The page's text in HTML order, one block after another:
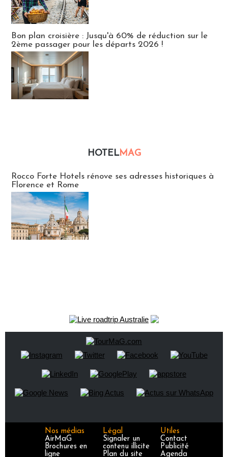
Bon plan croisière : Jusqu'à 60% de réduction sur le
2ème passager pour les départs 2026 !
HOTELMAG
Rocco Forte Hotels rénove ses adresses historiques à
Florence et Rome
Nos médias
AirMaG
Brochures en
ligne
Légal
Signaler un
contenu illicite
Plan du site
Utiles
Contact
Publicité
Agenda